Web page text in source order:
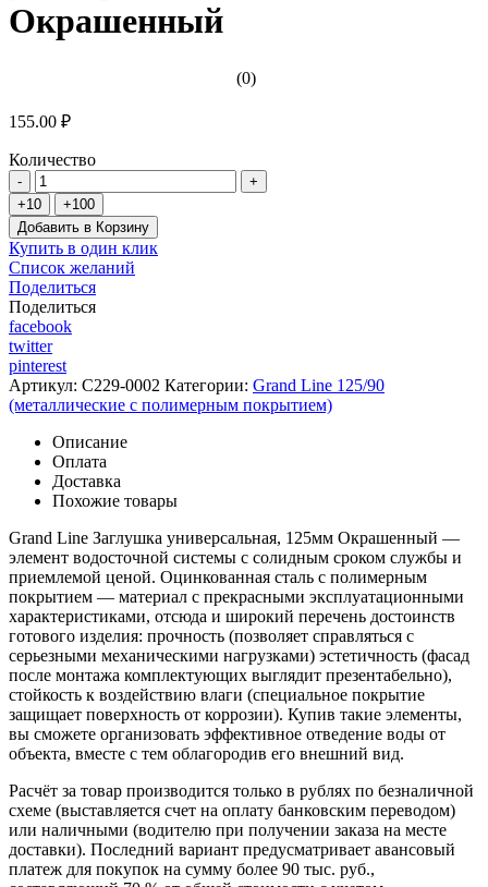
Окрашенный
(0)
155.00 ₽
Количество
Добавить в Корзину
Купить в один клик
Список желаний
Поделиться
Поделиться
facebook
twitter
pinterest
Артикул: C229-0002 Категории: Grand Line 125/90
(металлические с полимерным покрытием)
Описание
Оплата
Доставка
Похожие товары
Grand Line Заглушка универсальная, 125мм Окрашенный —
элемент водосточной системы с солидным сроком службы и
приемлемой ценой. Оцинкованная сталь с полимерным
покрытием — материал с прекрасными эксплуатационными
характеристиками, отсюда и широкий перечень достоинств
готового изделия: прочность (позволяет справляться с
серьезными механическими нагрузками) эстетичность (фасад
после монтажа комплектующих выглядит презентабельно),
стойкость к воздействию влаги (специальное покрытие
защищает поверхность от коррозии). Купив такие элементы,
вы сможете организовать эффективное отведение воды от
объекта, вместе с тем облагородив его внешний вид.
Расчёт за товар производится только в рублях по безналичной
схеме (выставляется счет на оплату банковским переводом)
или наличными (водителю при получении заказа на месте
доставки). Последний вариант предусматривает авансовый
платеж для покупок на сумму более 90 тыс. руб.,